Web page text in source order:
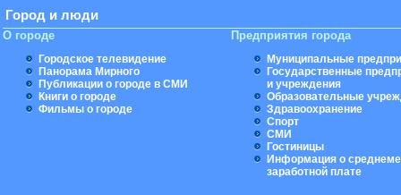
Город и люди
О городе
Городское телевидение
Панорама Мирного
Публикации о городе в СМИ
Книги о городе
Фильмы о городе
Предприятия города
Муниципальные
Государственные
и учреждения
Образовательные
Здравоохранение
Спорт
СМИ
Гостиницы
Информация о
заработной плате